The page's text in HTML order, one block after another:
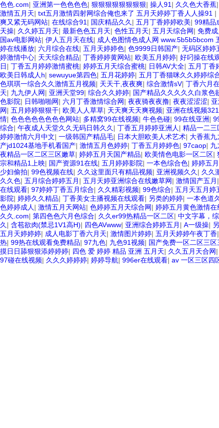
色色.com| 亚洲第一色色色色| 狠狠狠狠狠狠狠狠| 操人91 | 久久色大香蕉
激情五月天| txt五月激情四射网综合俺也来了 五月天婷婷丁香人人操91 |
爽又紧无码网站| 在线综合91 | 国庆精品久久 | 五月丁香婷婷欧美| 99精品
天操| 久久婷五月天| 最新色色五月天| 色性五月天| 五月天综合网| 免费
国av电影网站| 伊人五月天在线| 成人色图情色成人网 www.5b5b5bcom
婷在线播放| 六月综合在线| 五月天婷婷色| 色9999日韩国产| 无码区婷婷
婷激情中心| 天天综合精品| 丁香婷婷黄网站| 欧美五月婷婷| 好叼操在线
日| 丁香五月婷婷激情蜜桃| 婷婷五月天综合蜜桃| 日韩AV大全| 五月丁香
欧美日韩成人h| sewuyue第四色| 五月花婷婷| 五月丁香猫咪久久婷婷综
色琪琪一综合久久激情五月视频| 天天干,夜夜爽| 综合激情sV| 丁香六月
天| 九九伊人网| 亚洲天堂99| 综合久久婷婷| 国产精品久久久久久白浆色
色影院| 日韩啪啪网| 六月丁香激情综合网| 夜夜骑夜夜撸| 夜夜涩涩涩|
网| 五月婷婷狠狠干| 欧美人人草草| 天天爽天天爽视频| 亚洲在线视频321
情| 色色色色色色色色网站| 多精窝99在线视频| 牛色色碰| 99在线亚洲|
综合| 午夜成人天堂久久无码日韩久久 | 丁香五月婷婷亚洲人 | 精品一二三
婷婷激情六月中文| 一级韩国产精品毛| 日本大胆欧美人术艺术| 大香蕉九
产jd1024基地手机看国产| 激情五月色婷婷| 丁香五月婷婷色| 97caop| 九
夜精品一区二区三区嫩草| 婷婷五月天国产精品| 欧美情色电影一区二区|
宗和精品1上映| 国产资源91在线| 五月婷婷影院| 一本色综合色| 婷婷五
少妇偷拍| 99色视频在线| 久久这里面只有精品视频| 亚洲视频久久 | 久久
久久色| 五月综合婷婷五月 | 五月天婷亚洲综合在线嫩草网| 激情国产五月
在线观看| 97婷婷丁香五月综合| 久久精彩视频| 99色综合| 五月天五月婷
影院| 婷婷久久精品| 丁香美女主播视频在线观看| 另类的婷婷| 一本色道
色婷婷成人 | 激情五月天网站| 色婷婷五月天综合网| 婷婷五月黄色激情在
久久.com| 第四色色六月色综合| 久久er99热精品一区二区| 中文字幕，
久 | 含苞欲肉(禁忌1V1高H)| 四色AVwww| 亚洲综合婷婷五月 | A一级操|
五月天婷婷婷| 成人电影丁香六月天| 激情图片婷婷| 五月天婷婷午夜丁香
热| 99热在线观看免费精品| 97九色| 九色91视频| 国产免费一区二区三
摸日日舔狠狠添婷婷婷| 四色 爱 婷婷 精品 亚洲 五月天| 久久五月天合网
97碰在线视频| 久久久婷婷婷| 婷婷导航| 996er在线观看| av 一区三区四